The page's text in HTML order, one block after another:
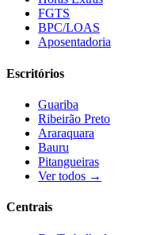
FGTS
BPC/LOAS
Aposentadoria
Escritórios
Guariba
Ribeirão Preto
Araraquara
Bauru
Pitangueiras
Ver todos →
Centrais